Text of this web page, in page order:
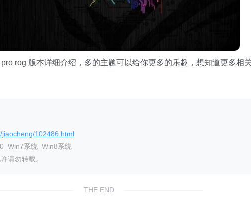
rog 版本详细介绍，多的主题可以给你更多的乐趣，想知道更多相
102486.html
系统_Win8系统
请勿转载。
THE END